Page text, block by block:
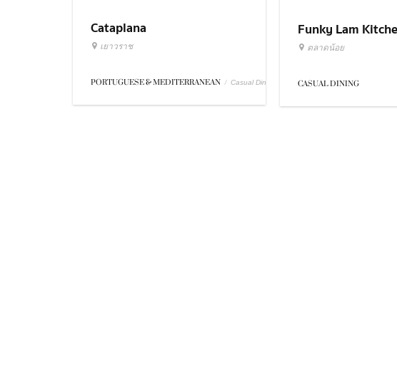
Cataplana
เยาวราช
PORTUGUESE & MEDITERRANEAN / Casual Dining
Funky Lam
ตลาดน้อย
CASUAL DINING